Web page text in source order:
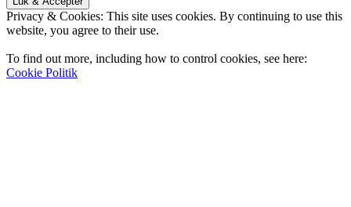
Privacy & Cookies: This site uses cookies. By continuing to use this
website, you agree to their use.
To find out more, including how to control cookies, see here:
Cookie Politik